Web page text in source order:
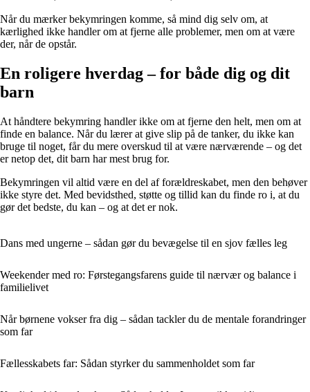
Når du mærker bekymringen komme, så mind dig selv om, at
kærlighed ikke handler om at fjerne alle problemer, men om at være
der, når de opstår.
En roligere hverdag – for både dig og dit
barn
At håndtere bekymring handler ikke om at fjerne den helt, men om at
finde en balance. Når du lærer at give slip på de tanker, du ikke kan
bruge til noget, får du mere overskud til at være nærværende – og det
er netop det, dit barn har mest brug for.
Bekymringen vil altid være en del af forældreskabet, men den behøver
ikke styre det. Med bevidsthed, støtte og tillid kan du finde ro i, at du
gør det bedste, du kan – og at det er nok.
Dans med ungerne – sådan gør du bevægelse til en sjov fælles leg
Weekender med ro: Førstegangsfarens guide til nærvær og balance i
familielivet
Når børnene vokser fra dig – sådan tackler du de mentale forandringer
som far
Fællesskabets far: Sådan styrker du sammenholdet som far